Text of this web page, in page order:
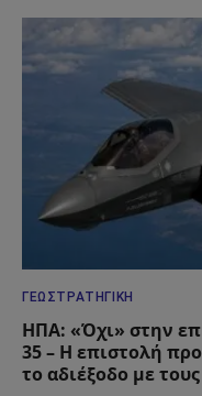
ΓΕΩΣΤΡΑΤΗΓΙΚΉ
ΗΠΑ: «Όχι» στην
35 – Η επιστολή
το αδιέξοδο με τους